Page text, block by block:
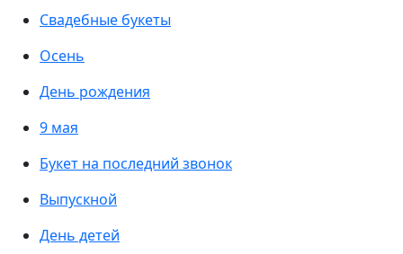
Свадебные букеты
Осень
День рождения
9 мая
Букет на последний звонок
Выпускной
День детей